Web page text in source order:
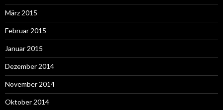
März 2015
Februar 2015
Januar 2015
Dezember 2014
November 2014
Oktober 2014